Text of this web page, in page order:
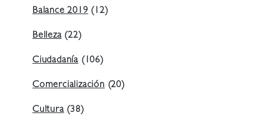
Balance 2019(12)
Belleza(22)
Ciudadanía (106)
Comercialización(20)
Cultura(38)